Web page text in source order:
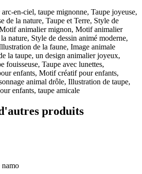
en-ciel, taupe mignonne, Taupe joyeuse,
de la nature, Taupe et Terre, Style de
animalier mignon, Motif animalier
nature, Style de dessin animé moderne,
de la faune, Image animale
la taupe, un design animalier joyeux,
fouisseuse, Taupe avec lunettes,
enfants, Motif créatif pour enfants,
animal drôle, Illustration de taupe,
enfants, taupe amicale
produits
namo